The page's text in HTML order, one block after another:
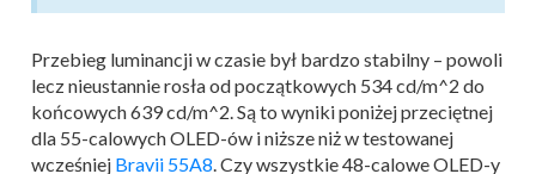
Przebieg luminancji w czasie był bardzo stabilny – powoli
lecz nieustannie rosła od początkowych 534 cd/m^2 do
końcowych 639 cd/m^2. Są to wyniki poniżej przeciętnej
dla 55-calowych OLED-ów i niższe niż w testowanej
wcześniej Bravii 55A8. Czy wszystkie 48-calowe OLED-y